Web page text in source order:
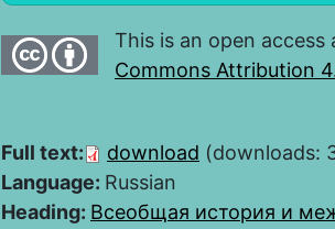
This is an open
Commons Attribution
Full text: download (downloads:
Language: Russian
Heading: Всеобщая история и